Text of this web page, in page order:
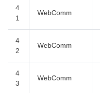
4
1
WebComm
4
2
WebComm
4
3
WebComm